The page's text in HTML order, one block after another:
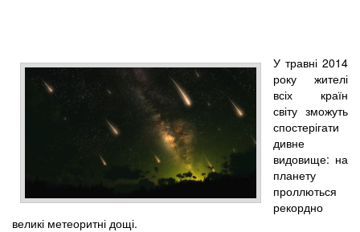
У травні 2014
року жителі
всіх країн
світу зможуть
спостерігати
дивне
видовище: на
планету
проллються
рекордно
великі метеоритні дощі.